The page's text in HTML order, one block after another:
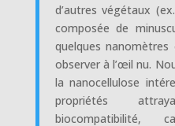
d’autres végétaux
composée de
quelques
observer à l’œil nu.
la nanocellulose
propriétés
biocompatibilité,